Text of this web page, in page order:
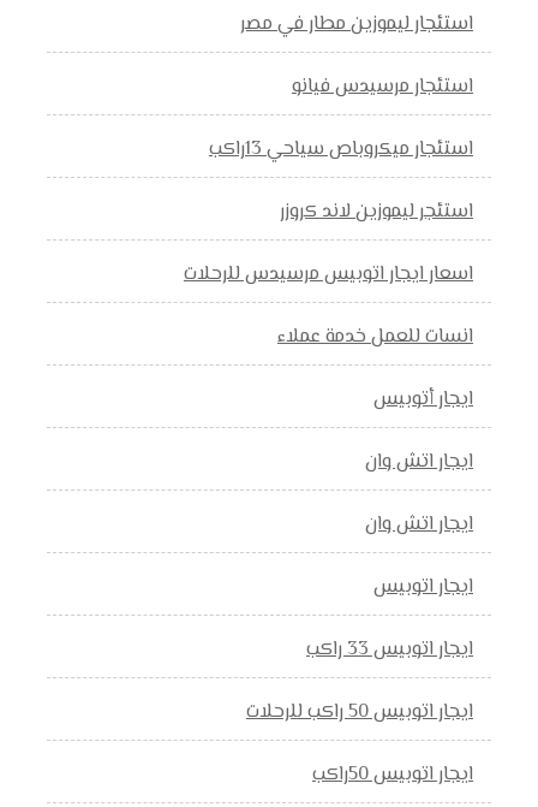
استئجار ليموزين مطار في مصر
استئجار مرسيدس فيانو
استئجار ميكروباص سياحي 13راكب
استئجر ليموزين لاند كروزر
اسعار ايجار اتوبيس مرسيدس للرحلات
انسات للعمل خدمة عملاء
ايجار أتوبيس
ايجار اتش وان
ايجار اتش وان
ايجار اتوبيس
ايجار اتوبيس 33 راكب
ايجار اتوبيس 50 راكب للرحلات
ايجار اتوبيس 50راكب